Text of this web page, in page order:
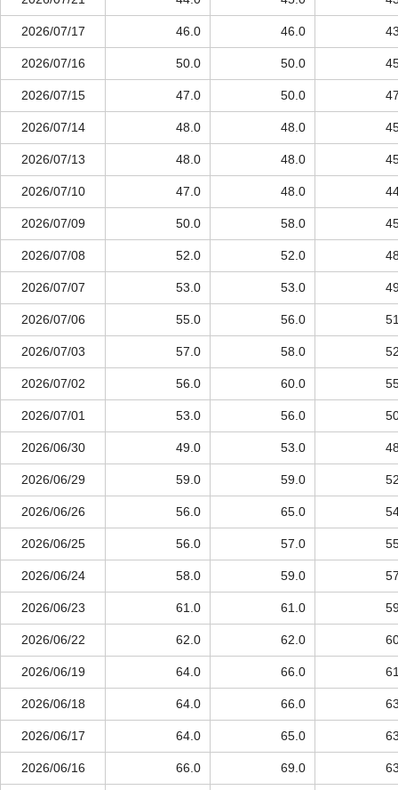
2026/07/17 46.0 46.0
2026/07/16 50.0 50.0
2026/07/15 47.0 50.0
2026/07/14 48.0 48.0
2026/07/13 48.0 48.0
2026/07/10 47.0 48.0
2026/07/09 50.0 58.0
2026/07/08 52.0 52.0
2026/07/07 53.0 53.0
2026/07/06 55.0 56.0
2026/07/03 57.0 58.0
2026/07/02 56.0 60.0
2026/07/01 53.0 56.0
2026/06/30 49.0 53.0
2026/06/29 59.0 59.0
2026/06/26 56.0 65.0
2026/06/25 56.0 57.0
2026/06/24 58.0 59.0
2026/06/23 61.0 61.0
2026/06/22 62.0 62.0
2026/06/19 64.0 66.0
2026/06/18 64.0 66.0
2026/06/17 64.0 65.0
2026/06/16 66.0 69.0